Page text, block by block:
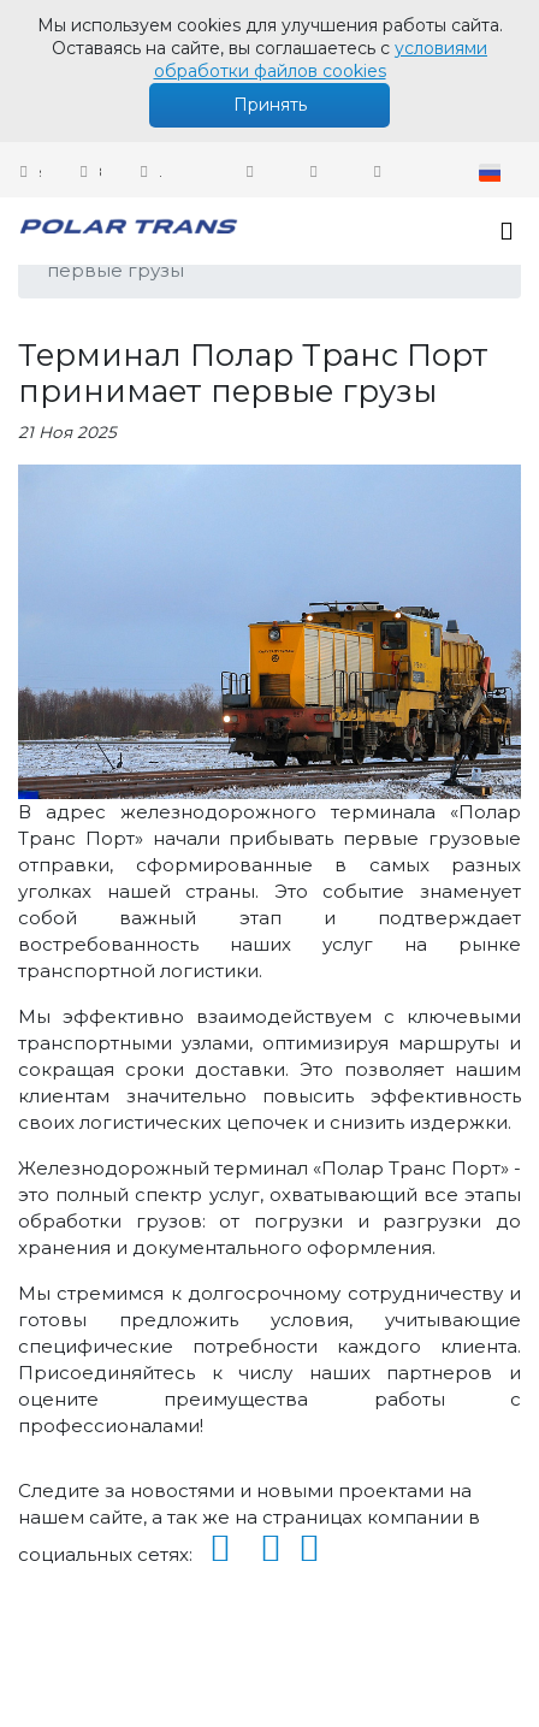
Мы используем cookies для улучшения работы сайта.
Оставаясь на сайте, вы соглашаетесь с условиями
обработки файлов cookies
Принять
sales@polartrans.ru
8 800 100 87 64
Личный кабинет
Новости
первые грузы
Терминал Полар Транс Порт
принимает первые грузы
21 Ноя 2025
В адрес железнодорожного терминала «Полар
Транс Порт» начали прибывать первые грузовые
отправки, сформированные в самых разных
уголках нашей страны. Это событие знаменует
собой важный этап и подтверждает
востребованность наших услуг на рынке
транспортной логистики.
Мы эффективно взаимодействуем с ключевыми
транспортными узлами, оптимизируя маршруты и
сокращая сроки доставки. Это позволяет нашим
клиентам значительно повысить эффективность
своих логистических цепочек и снизить издержки.
Железнодорожный терминал «Полар Транс Порт» -
это полный спектр услуг, охватывающий все этапы
обработки грузов: от погрузки и разгрузки до
хранения и документального оформления.
Мы стремимся к долгосрочному сотрудничеству и
готовы предложить условия, учитывающие
специфические потребности каждого клиента.
Присоединяйтесь к числу наших партнеров и
оцените преимущества работы с
профессионалами!
Следите за новостями и новыми проектами на
нашем сайте, а так же на страницах компании в
социальных сетях: